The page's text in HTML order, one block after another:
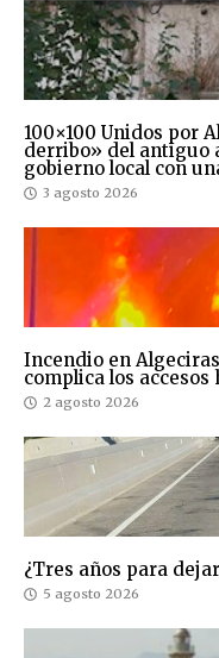
100×100 Unidos por
derribo» del antiguo
gobierno local con
3 agosto 2026
Incendio en
complica los
2 agosto 2026
¿Tres años para
5 agosto 2026